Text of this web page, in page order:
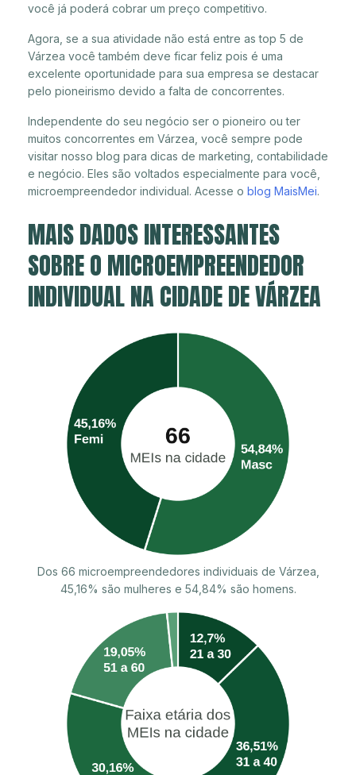
você já poderá cobrar um preço competitivo.
Agora, se a sua atividade não está entre as top 5 de
Várzea você também deve ficar feliz pois é uma
excelente oportunidade para sua empresa se destacar
pelo pioneirismo devido a falta de concorrentes.
Independente do seu negócio ser o pioneiro ou ter
muitos concorrentes em Várzea, você sempre pode
visitar nosso blog para dicas de marketing, contabilidade
e negócio. Eles são voltados especialmente para você,
microempreendedor individual. Acesse o blog MaisMei.
MAIS DADOS INTERESSANTES
SOBRE O MICROEMPREENDEDOR
INDIVIDUAL NA CIDADE DE VÁRZEA
Dos 66 microempreendedores individuais de Várzea,
45,16% são mulheres e 54,84% são homens.